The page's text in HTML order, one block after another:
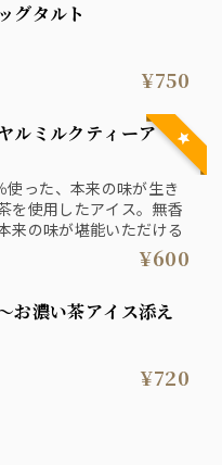
グタルト
¥750
使った、本来の味が生き
を使用したアイス。無香
来の味が堪能いただける
¥600
¥720